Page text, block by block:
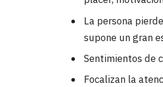
La persona
supone un gran
Sentimientos de
Focalizan la